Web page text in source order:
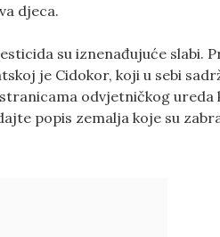
djeca.
su iznenađujuće slabi.
je Cidokor, koji u sebi
odvjetničkog
popis zemalja koje su